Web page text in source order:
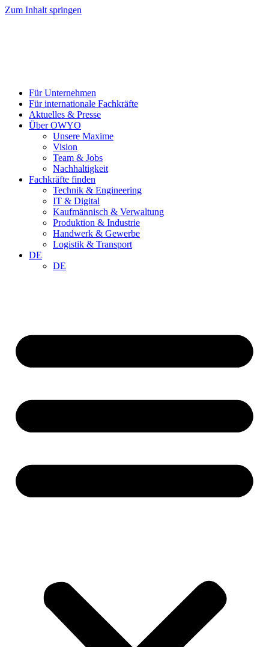
Zum Inhalt springen
Für Unternehmen
Für internationale Fachkräfte
Aktuelles & Presse
Über OWYO
Unsere Maxime
Vision
Team & Jobs
Nachhaltigkeit
Fachkräfte finden
Technik & Engineering
IT & Digital
Kaufmännisch & Verwaltung
Produktion & Industrie
Handwerk & Gewerbe
Logistik & Transport
DE
DE